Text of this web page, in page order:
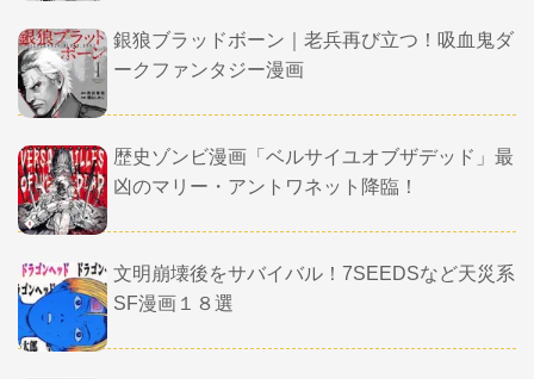
銀狼ブラッドボーン｜老兵再び立つ！吸血鬼ダ
ークファンタジー漫画
歴史ゾンビ漫画「ベルサイユオブザデッド」最
凶のマリー・アントワネット降臨！
文明崩壊後をサバイバル！7SEEDSなど天災系
SF漫画１８選